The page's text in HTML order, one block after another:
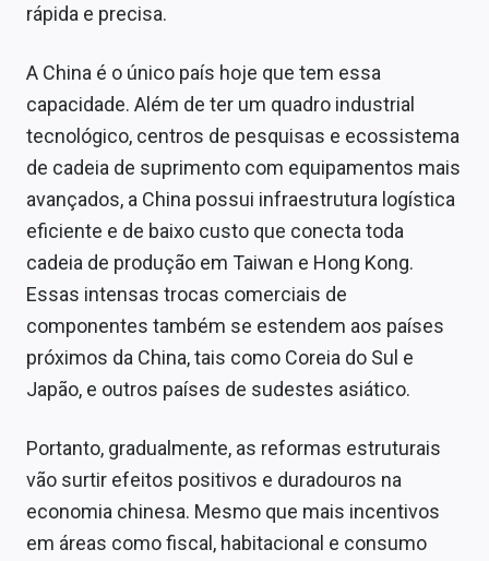
rápida e precisa.
A China é o único país hoje que tem essa
capacidade. Além de ter um quadro industrial
tecnológico, centros de pesquisas e ecossistema
de cadeia de suprimento com equipamentos mais
avançados, a China possui infraestrutura logística
eficiente e de baixo custo que conecta toda
cadeia de produção em Taiwan e Hong Kong.
Essas intensas trocas comerciais de
componentes também se estendem aos países
próximos da China, tais como Coreia do Sul e
Japão, e outros países de sudestes asiático.
Portanto, gradualmente, as reformas estruturais
vão surtir efeitos positivos e duradouros na
economia chinesa. Mesmo que mais incentivos
em áreas como fiscal, habitacional e consumo